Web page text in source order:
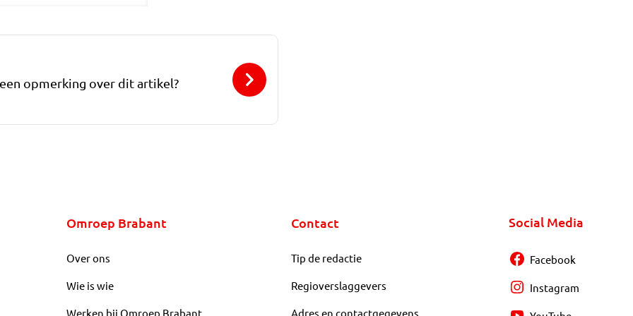
opmerking over dit artikel?
Omroep Brabant
Over ons
Wie is wie
Werken bij Omroep Brabant
Contact
Tip de redactie
Regioverslaggevers
Adres en contactgegevens
Social Media
Facebook
Instagram